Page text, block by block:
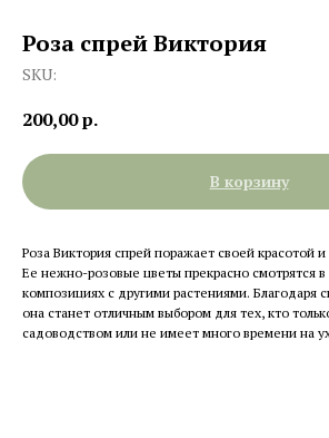
Роза спрей Виктория
SKU:
200,00р.
В корзину
Роза Виктория спрей поражает своей красотой
Ее нежно-розовые цветы прекрасно смотрятся
композициях с другими растениями. Благодаря
она станет отличным выбором для тех, кто
садоводством или не имеет много времени на